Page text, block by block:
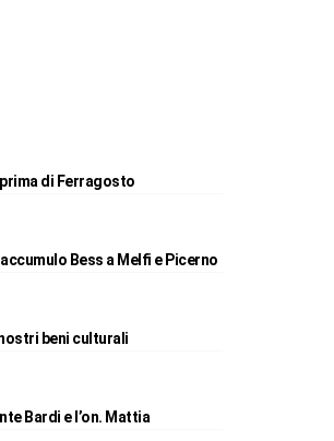
di Ferragosto
Bess a Melfi e Picerno
beni culturali
Bardi e l’on. Mattia